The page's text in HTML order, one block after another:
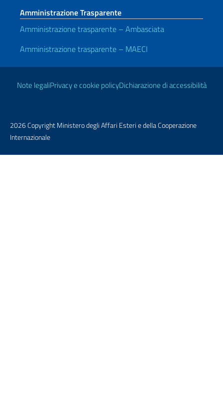
Amministrazione Trasparente
Amministrazione trasparente – Ambasciata
Amministrazione trasparente – MAECI
Link Utili
Note legaliPrivacy e cookie policyDichiarazione di accessibilità
2026 Copyright Ministero degli Affari Esteri e della Cooperazione
Internazionale